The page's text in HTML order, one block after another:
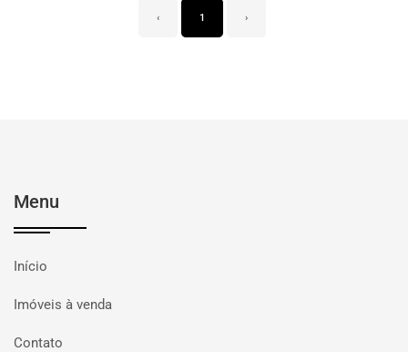
‹ 1 ›
Menu
Início
Imóveis à venda
Contato